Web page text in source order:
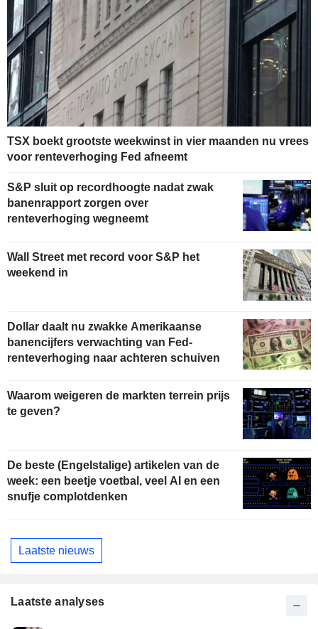
TSX boekt grootste weekwinst in vier maanden nu vrees
voor renteverhoging Fed afneemt
S&P sluit op recordhoogte nadat zwak
banenrapport zorgen over
renteverhoging wegneemt
Wall Street met record voor S&P het
weekend in
Dollar daalt nu zwakke Amerikaanse
banencijfers verwachting van Fed-
renteverhoging naar achteren schuiven
Waarom weigeren de markten terrein prijs
te geven?
De beste (Engelstalige) artikelen van de
week: een beetje voetbal, veel AI en een
snufje complotdenken
Laatste nieuws
Laatste analyses